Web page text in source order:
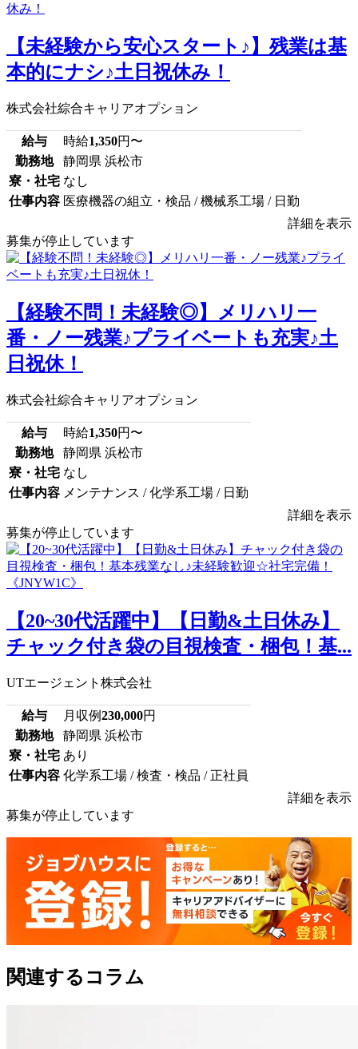
【未経験から安心スタート♪】残業は基
本的にナシ♪土日祝休み！
株式会社綜合キャリアオプション
給与 時給1,350円〜
勤務地
静岡県 浜松市
寮・社宅 なし
仕事内容 医療機器の組立・検品 / 機械系工場 / 日勤
詳細を表示
募集が停止しています
【経験不問！未経験◎】メリハリ一
番・ノー残業♪プライベートも充実♪土
日祝休！
株式会社綜合キャリアオプション
給与 時給1,350円〜
勤務地
静岡県 浜松市
寮・社宅 なし
仕事内容 メンテナンス / 化学系工場 / 日勤
詳細を表示
募集が停止しています
【20~30代活躍中】【日勤&土日休み】
チャック付き袋の目視検査・梱包！基...
UTエージェント株式会社
給与 月収例230,000円
勤務地
静岡県 浜松市
寮・社宅 あり
仕事内容 化学系工場 / 検査・検品 / 正社員
詳細を表示
募集が停止しています
関連するコラム